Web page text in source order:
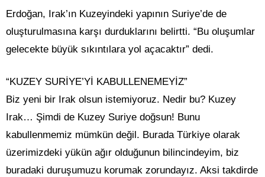
Erdoğan, Irak’ın Kuzeyindeki yapının Suriye’de de
oluşturulmasına karşı durduklarını belirtti. “Bu oluşumlar
gelecekte büyük sıkıntılara yol açacaktır” dedi.
“KUZEY SURİYE’Yİ KABULLENEMEYİZ”
Biz yeni bir Irak olsun istemiyoruz. Nedir bu? Kuzey
Irak… Şimdi de Kuzey Suriye doğsun! Bunu
kabullenmemiz mümkün değil. Burada Türkiye olarak
üzerimizdeki yükün ağır olduğunun bilincindeyim, biz
buradaki duruşumuzu korumak zorundayız. Aksi takdirde